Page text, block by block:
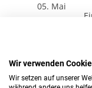
05. Mai
<< < 1
Wir verwenden
Wir setzen auf unserer